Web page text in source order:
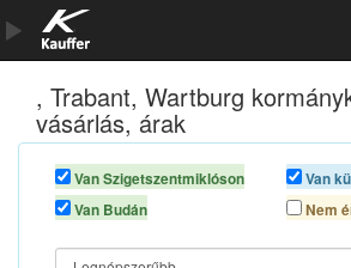
Szerszámkatalógus
Kosár
Alkatrészek
, Trabant, Wartburg
vásárlás, árak
Van Szigetszentmiklóson
Van Budán
Van
Nem